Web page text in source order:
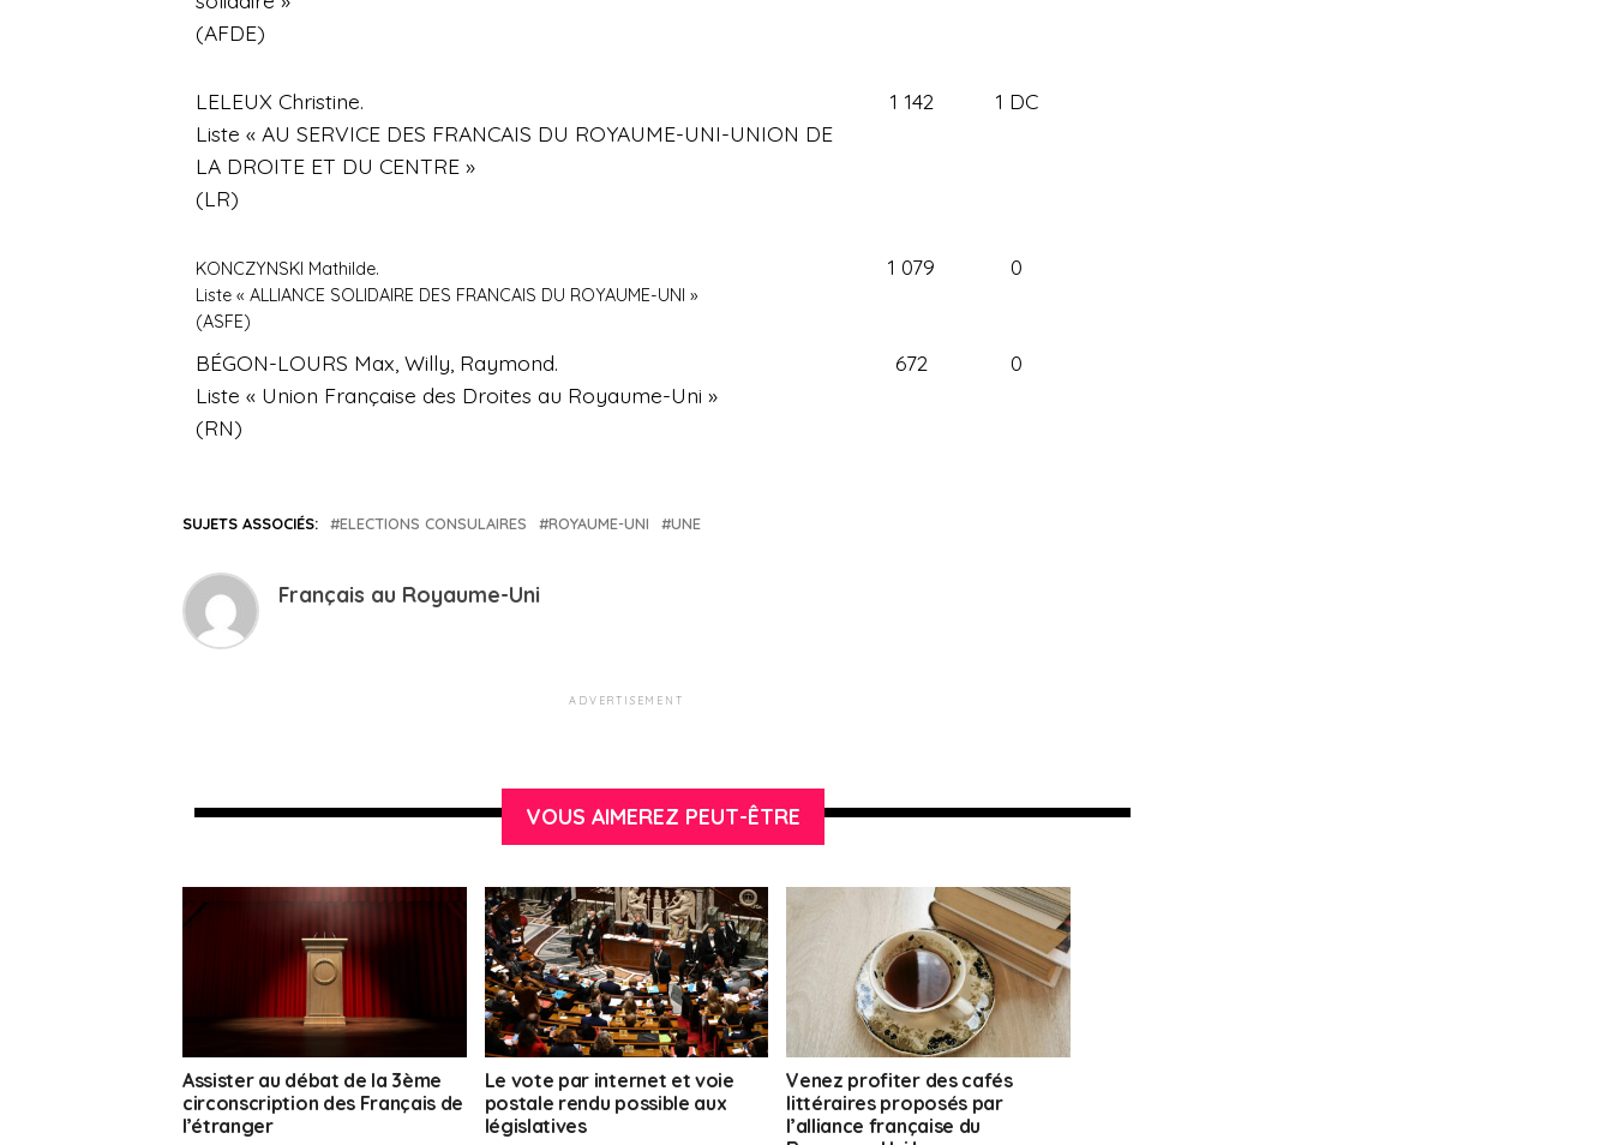
(AFDE)
LELEUX Christine.
Liste « AU SERVICE DES FRANCAIS DU ROYAUME-UNI-UNION DE
LA DROITE ET DU CENTRE »
(LR)
1 142 1 DC
KONCZYNSKI Mathilde.
Liste « ALLIANCE SOLIDAIRE DES FRANCAIS DU ROYAUME-UNI »
(ASFE)
1 079 0
BÉGON-LOURS Max, Willy, Raymond.
Liste « Union Française des Droites au Royaume-Uni »
(RN)
672 0
SUJETS ASSOCIÉS: ELECTIONS CONSULAIRES ROYAUME-UNI UNE
Français au Royaume-Uni
ADVERTISEMENT
VOUS AIMEREZ PEUT-ÊTRE
Assister au débat de la 3ème
circonscription des Français de
l’étranger
Le vote par internet et voie
postale rendu possible aux
législatives
Venez profiter des cafés
littéraires proposés par
l’alliance française du